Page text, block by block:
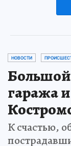
НОВОСТИ
гаража
К счастью,